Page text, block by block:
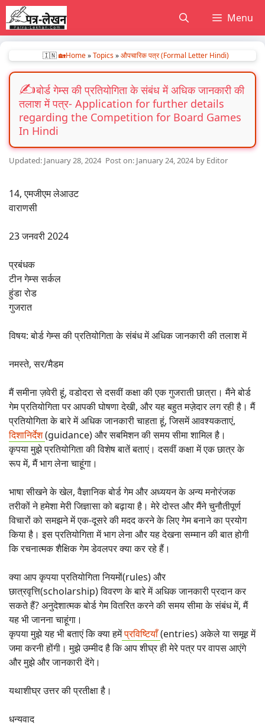
Skip
to
content
Menu
🇮🇳 🏡Home»Topics»औपचारिक पत्र (Formal Letter Hindi)
बोर्ड गेम्स की प्रतियोगिता के संबंध में अधिक जानकारी की
तलाश में पत्र- Application for further details
regarding the Competition for Board Games
In Hindi
January 28, 2024 January 24, 2024 by Editor
14, एमजीएम लेआउट
वाराणसी
23 जनवरी 2024
प्रबंधक
टीन गेम्स सर्कल
हुंडा रोड
गुजरात
विषय: बोर्ड गेम्स की प्रतियोगिता के संबंध में अधिक जानकारी की तलाश में
नमस्ते, सर/मैडम
मैं समीना ज़वेरी हूं, वडोदरा से दसवीं कक्षा की एक गुजराती छात्रा। मैंने बोर्ड
गेम प्रतियोगिता पर आपकी घोषणा देखी, और यह बहुत मज़ेदार लग रही है। मैं
प्रतियोगिता के बारे में अधिक जानकारी चाहता हूं, जिसमें आवश्यकताएं,
दिशानिर्देश(guidance) और सबमिशन की समय सीमा शामिल है।
कृपया मुझे प्रतियोगिता की विशेष बातें बताएं। दसवीं कक्षा में एक छात्र के
रूप में, मैं भाग लेना चाहूंगा।
भाषा सीखने के खेल, वैज्ञानिक बोर्ड गेम और अध्ययन के अन्य मनोरंजक
तरीकों ने हमेशा मेरी जिज्ञासा को बढ़ाया है। मेरे दोस्त और मैंने चुनौतीपूर्ण
विचारों को समझने में एक-दूसरे की मदद करने के लिए गेम बनाने का प्रयोग
किया है। इस प्रतियोगिता में भाग लेना और यह देखना सम्मान की बात होगी
कि रचनात्मक शैक्षिक गेम डेवलपर क्या कर रहे हैं।
क्या आप कृपया प्रतियोगिता नियमों(rules) और
छात्रवृत्ति(scholarship) विवरण के बारे में अधिक जानकारी प्रदान कर
सकते हैं? अनुदेशात्मक बोर्ड गेम वितरित करने की समय सीमा के संबंध में, मैं
यह भी जानना चाहूंगा।
कृपया मुझे यह भी बताएं कि क्या हमेंप्रविष्टियाँ(entries) अकेले या समूह में
जमा करनी होंगी। मुझे उम्मीद है कि आप शीघ्र ही मेरे पत्र पर वापस आएंगे
और मुझे और जानकारी देंगे।
यथाशीघ्र उत्तर की प्रतीक्षा है।
धन्यवाद